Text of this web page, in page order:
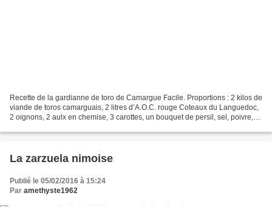
Recette de la gardianne de toro de Camargue Facile. Proportions : 2 kilos de
viande de toros camarguais, 2 litres d’A.O.C. rouge Coteaux du Languedoc,
2 oignons, 2 aulx en chemise, 3 carottes, un bouquet de persil, sel, poivre,
La zarzuela nimoise
Publié le 05/02/2016 à 15:24
Par amethyste1962